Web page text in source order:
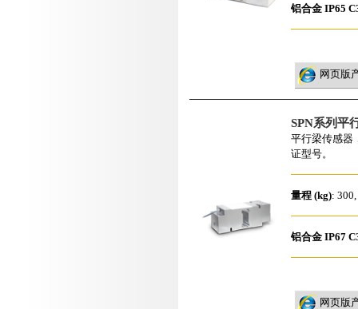
铝合金 IP65
网页版
SPN系列平
平行梁传感器
证型号。
量程 (kg):
铝合金 IP67
网页版